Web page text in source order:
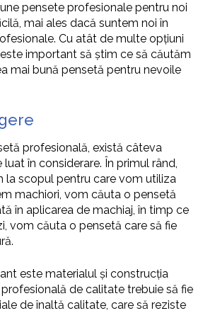
pensete profesionale pentru noi
mai ales dacă suntem noi în
Cu atât de multe opțiuni
important să știm ce să căutăm
mai bună pensetă pentru nevoile
profesională, există câteva
în considerare. În primul rând,
la scopul pentru care vom utiliza
machiori, vom căuta o pensetă
în aplicarea de machiaj, în timp ce
vom căuta o pensetă care să fie
este materialul și construcția
de calitate trebuie să fie
de înaltă calitate, care să reziste